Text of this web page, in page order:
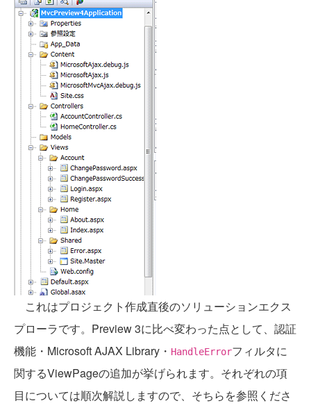
これはプロジェクト作成直後のソリューションエクス
プローラです。Preview 3に比べ変わった点として、認証
機能・Microsoft AJAX Library・ HandleErrorフィルタに
関するViewPageの追加が挙げられます。それぞれの項
目については順次解説しますので、そちらを参照くださ